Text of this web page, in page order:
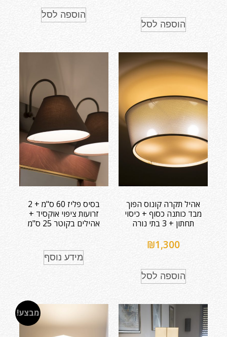
הוספה לסל
הוספה לסל
אהיל תקרה קונוס הפוך
מבד כותנה כסוף + כיסוי
תחתון + 3 בתי נורה
₪1,300
הוספה לסל
בסיס פליז 60 ס"מ + 2
זרועות ציפוי אוקסיד +
אהילים בקוטר 25 ס"מ
מידע נוסף
מבצע!